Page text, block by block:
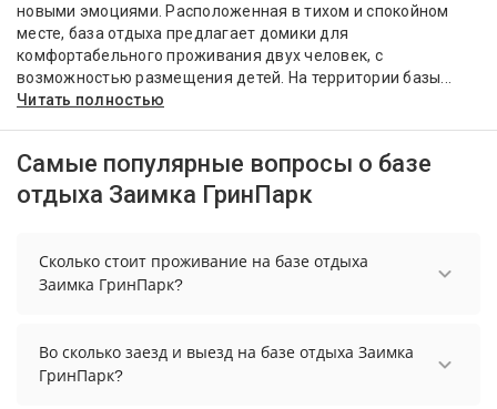
новыми эмоциями. Расположенная в тихом и спокойном
месте, база отдыха предлагает домики для
комфортабельного проживания двух человек, с
возможностью размещения детей. На территории базы...
Читать полностью
Самые популярные вопросы о базе
отдыха Заимка ГринПарк
Сколько стоит проживание на базе отдыха
Заимка ГринПарк?
ГринПарк начинается от 14883 рублей. Чтобы
увидеть актуальные цены на проживание,
Во сколько заезд и выезд на базе отдыха Заимка
ГринПарк?